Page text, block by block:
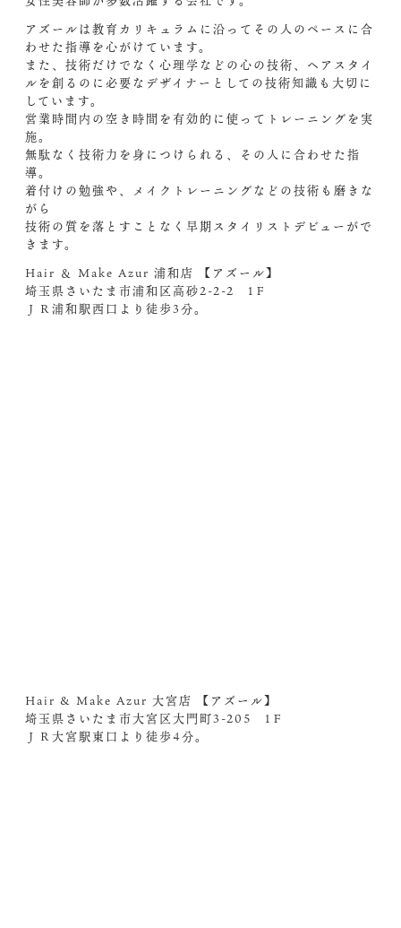
アズールは教育カリキュラムに沿ってその人のペースに合
わせた指導を心がけています。
また、技術だけでなく心理学などの心の技術、ヘアスタイ
ルを創るのに必要なデザイナーとしての技術知識も大切に
しています。
営業時間内の空き時間を有効的に使ってトレーニングを実
施。
無駄なく技術力を身につけられる、その人に合わせた指
導。
着付けの勉強や、メイクトレーニングなどの技術も磨きな
がら
技術の質を落とすことなく早期スタイリストデビューがで
きます。
Hair ＆ Make Azur 浦和店 【アズール】
埼玉県さいたま市浦和区高砂2-2-2 1Ｆ
ＪＲ浦和駅西口より徒歩3分。
Hair & Make Azur 大宮店 【アズール】
埼玉県さいたま市大宮区大門町3-205 1Ｆ
ＪＲ大宮駅東口より徒歩4分。